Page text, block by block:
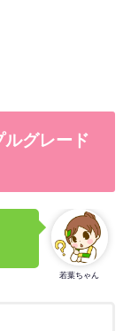
グレード
若葉ちゃん